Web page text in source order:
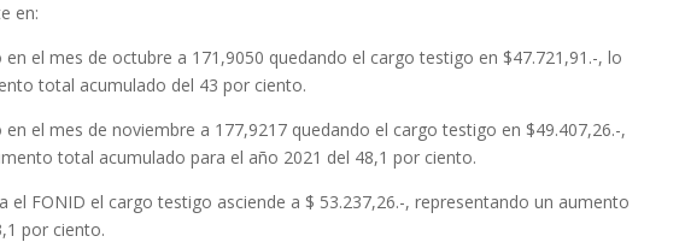
en:
en el mes de octubre a 171,9050 quedando el cargo testigo en $47.721,91.-, lo
total acumulado del 43 por ciento.
en el mes de noviembre a 177,9217 quedando el cargo testigo en $49.407,26.-,
total acumulado para el año 2021 del 48,1 por ciento.
el FONID el cargo testigo asciende a $ 53.237,26.-, representando un aumento
por ciento.